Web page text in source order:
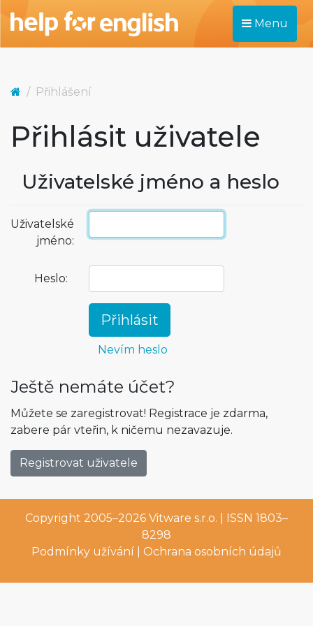
Menu
Přihlášení
Přihlásit uživatele
Uživatelské jméno a heslo
Uživatelské
jméno:
Heslo:
Ještě nemáte účet?
Můžete se zaregistrovat! Registrace je zdarma,
zabere pár vteřin, k ničemu nezavazuje.
Registrovat uživatele
Copyright 2005–2026 Vitware s.r.o. | ISSN 1803–
8298
Podmínky užívání
Ochrana osobních údajů